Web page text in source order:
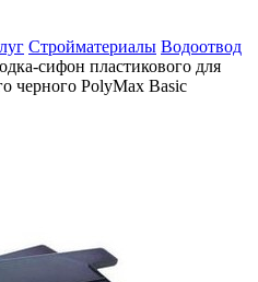
Стройматериалы Водоотвод
сифон пластикового для
черного PolyMax Basic